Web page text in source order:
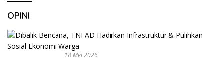
OPINI
18 Mei 2026